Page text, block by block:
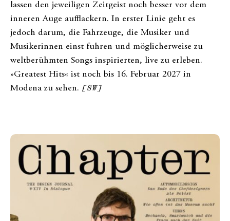
lassen den jeweiligen Zeitgeist noch besser vor dem
inneren Auge aufflackern. In erster Linie geht es
jedoch darum, die Fahrzeuge, die Musiker und
Musikerinnen einst fuhren und möglicherweise zu
weltberühmten Songs inspirierten, live zu erleben.
»Greatest Hits« ist noch bis 16. Februar 2027 in
Modena zu sehen. [SW]